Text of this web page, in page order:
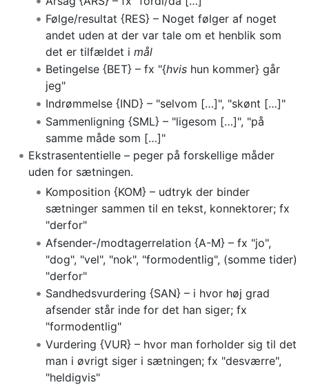
Følge/resultat {RES} – Noget følger af noget
andet uden at der var tale om et henblik som
det er tilfældet imål
Betingelse {BET} – fx "{hvis hun kommer} går
jeg"
Indrømmelse {IND} – "selvom […]", "skønt […]"
Sammenligning {SML} – "ligesom […]", "på
samme måde som […]"
Ekstrasententielle – peger på forskellige måder
uden for sætningen.
Komposition {KOM} – udtryk der binder
sætninger sammen til en tekst, konnektorer; fx
"derfor"
Afsender-/modtagerrelation {A-M} – fx "jo",
"dog", "vel", "nok", "formodentlig", (somme tider)
"derfor"
Sandhedsvurdering {SAN} – i hvor høj grad
afsender står inde for det han siger; fx
"formodentlig"
Vurdering {VUR} – hvor man forholder sig til det
man i øvrigt siger i sætningen; fx "desværre",
"heldigvis"